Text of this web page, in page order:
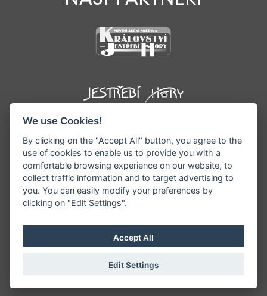
©1996 - 2026 Všechna práva vyhrazena serveru
zveřejňovaných informací a vyhrazuje si právo
informace editovat či odmítnout uveřejnění.
Sekce pro starosty/ředitele|Nastavení cookies
We use Cookies!
By clicking on the "Accept All" button, you agree to the
use of cookies to enable us to provide you with a
comfortable browsing experience on our website, to
collect traffic information and to target advertising to
you. You can easily modify your preferences by
clicking on "Edit Settings".
Accept All
Edit Settings